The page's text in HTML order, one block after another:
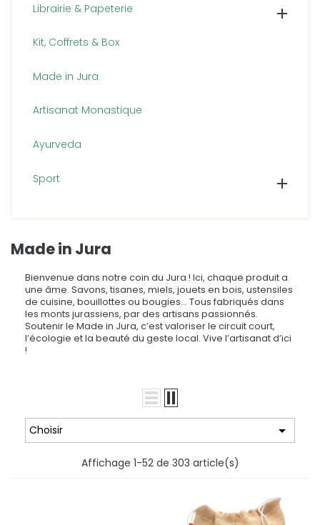
Librairie & Papeterie 
Kit, Coffrets & Box
Made in Jura
Artisanat Monastique
Ayurveda
Sport 
Made in Jura
Bienvenue dans notre coin du Jura ! Ici, chaque produit a
une âme. Savons, tisanes, miels, jouets en bois, ustensiles
de cuisine, bouillottes ou bougies… Tous fabriqués dans
les monts jurassiens, par des artisans passionnés.
Soutenir le Made in Jura, c’est valoriser le circuit court,
l’écologie et la beauté du geste local. Vive l’artisanat d’ici
!
Choisir 
Affichage 1-52 de 303 article(s)